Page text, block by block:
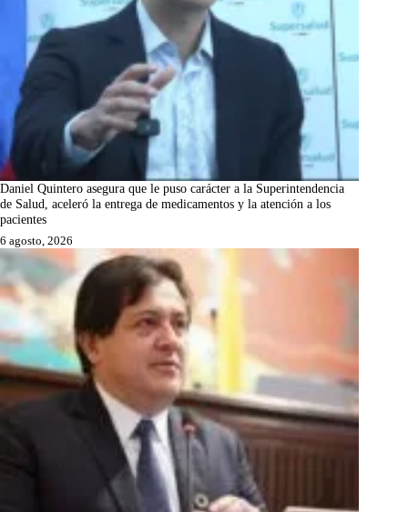
Daniel Quintero asegura que le puso carácter a la Superintendencia
de Salud, aceleró la entrega de medicamentos y la atención a los
pacientes
6 agosto, 2026